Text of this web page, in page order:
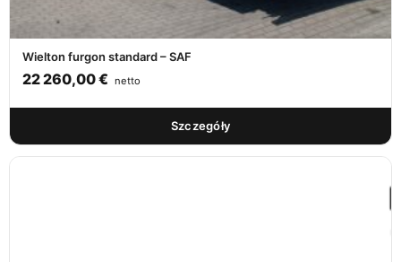
Wielton furgon standard – SAF
22 260,00€ netto
Szczegóły